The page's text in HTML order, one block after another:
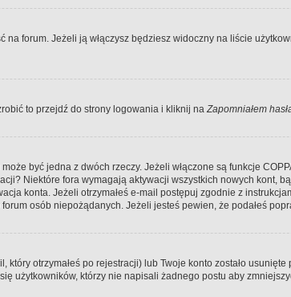
forum. Jeżeli ją włączysz będziesz widoczny na liście
to przejdź do strony logowania i kliknij naZapomniałem
być jedna z dwóch rzeczy. Jeżeli włączone są funkcje
Niektóre fora wymagają aktywacji wszystkich nowych kont,
konta. Jeżeli otrzymałeś e-mail postępuj zgodnie z
osób niepożądanych. Jeżeli jesteś pewien, że podałeś
otrzymałeś po rejestracji) lub Twoje konto zostało
użytkowników, którzy nie napisali żadnego postu aby